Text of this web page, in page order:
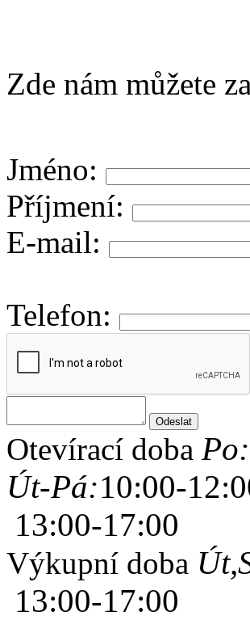
Zde nám můžete
Jméno:
Příjmení:
E-mail:
Telefon:
Otevírací doba Po:
Út-Pá:10:00-
13:00-17:00
Výkupní doba
13:00-17:00